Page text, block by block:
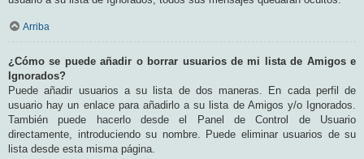
Arriba
¿Cómo se puede añadir o borrar usuarios de mi lista de Amigos e
Ignorados?
Puede añadir usuarios a su lista de dos maneras. En cada perfil de
usuario hay un enlace para añadirlo a su lista de Amigos y/o Ignorados.
También puede hacerlo desde el Panel de Control de Usuario
directamente, introduciendo su nombre. Puede eliminar usuarios de su
lista desde esta misma página.